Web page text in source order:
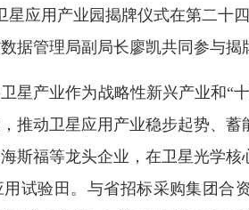
应用产业园揭牌仪式在第二十
据管理局副局长廖凯共同参与
产业作为战略性新兴产业和“十
推动卫星应用产业稳步起势、
斯福等龙头企业，在卫星光学核
试验田。与省招标采购集团合